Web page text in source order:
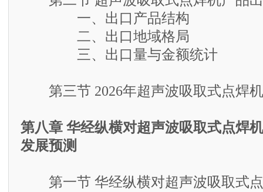
一、出口产品结构
二、出口地域格局
三、出口量与金额统计
第三节 2026年超声波吸取式点焊机
第八章 华经纵横对超声波吸取式点焊
发展预测
第一节 华经纵横对超声波吸取式点